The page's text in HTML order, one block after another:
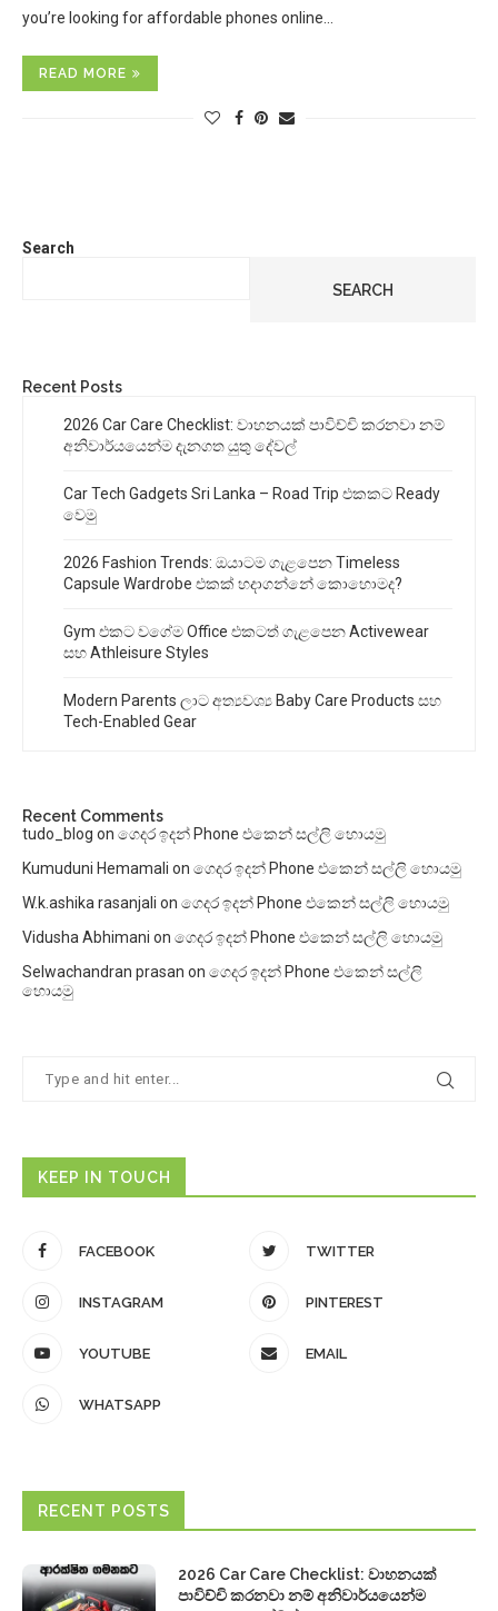
you’re looking for affordable phones online…
READ MORE
Search
SEARCH
Recent Posts
2026 Car Care Checklist: වාහනයක් පාවිච්චි කරනවා නම්
අනිවාර්යයෙන්ම දැනගත යුතු දේවල්
Car Tech Gadgets Sri Lanka – Road Trip එකකට Ready
වෙමු
2026 Fashion Trends: ඔයාටම ගැළපෙන Timeless
Capsule Wardrobe එකක් හදාගන්නේ කොහොමද?
Gym එකට වගේම Office එකටත් ගැළපෙන Activewear
සහ Athleisure Styles
Modern Parents ලාට අත්‍යවශ්‍ය Baby Care Products සහ
Tech-Enabled Gear
Recent Comments
tudo_blog on ගෙදර ඉදන් Phone එකෙන් සල්ලි හොයමු
Kumuduni Hemamali on ගෙදර ඉදන් Phone එකෙන් සල්ලි හොයමු
W.k.ashika rasanjali on ගෙදර ඉදන් Phone එකෙන් සල්ලි හොයමු
Vidusha Abhimani on ගෙදර ඉදන් Phone එකෙන් සල්ලි හොයමු
Selwachandran prasan on ගෙදර ඉදන් Phone එකෙන් සල්ලි
හොයමු
KEEP IN TOUCH
FACEBOOK TWITTER
INSTAGRAM PINTEREST
YOUTUBE EMAIL
WHATSAPP
RECENT POSTS
2026 Car Care Checklist: වාහනයක්
පාවිච්චි කරනවා නම් අනිවාර්යයෙන්ම